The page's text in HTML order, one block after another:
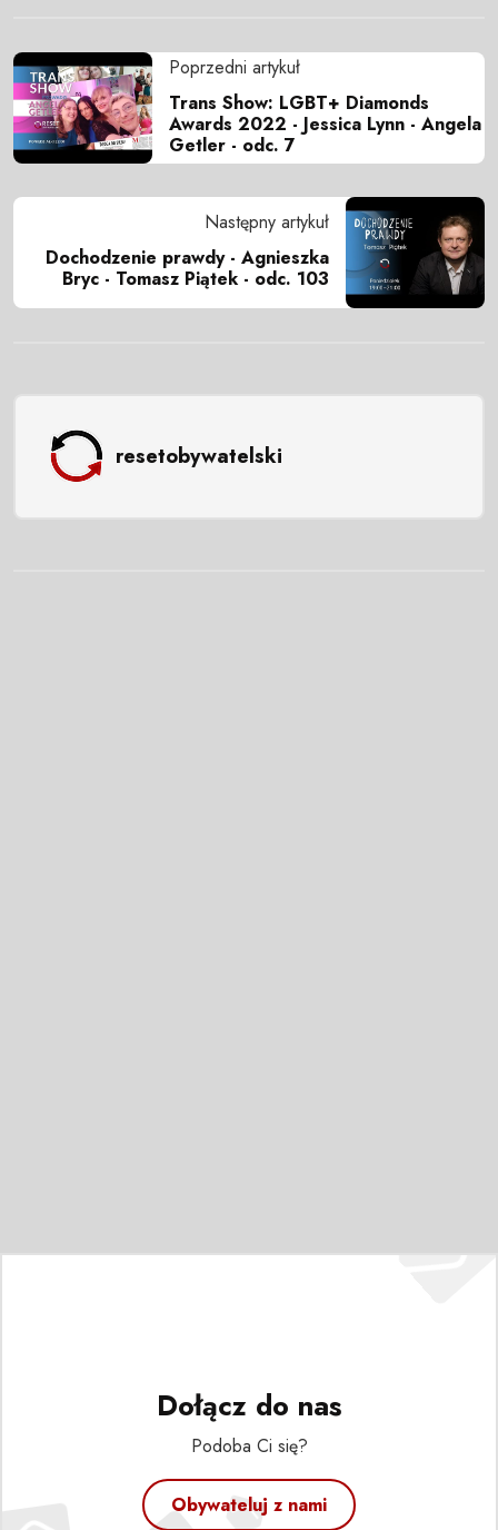
Poprzedni artykuł
Trans Show: LGBT+ Diamonds
Awards 2022 - Jessica Lynn - Angela
Getler - odc. 7
Następny artykuł
Dochodzenie prawdy - Agnieszka
Bryc - Tomasz Piątek - odc. 103
resetobywatelski
Dołącz do nas
Podoba Ci się?
Obywateluj z nami